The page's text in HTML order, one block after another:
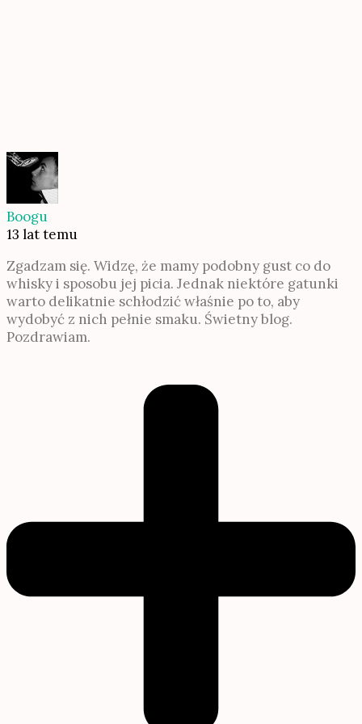
Boogu
13 lat temu
Zgadzam się. Widzę, że mamy podobny gust co do
whisky i sposobu jej picia. Jednak niektóre gatunki
warto delikatnie schłodzić właśnie po to, aby
wydobyć z nich pełnie smaku. Świetny blog.
Pozdrawiam.